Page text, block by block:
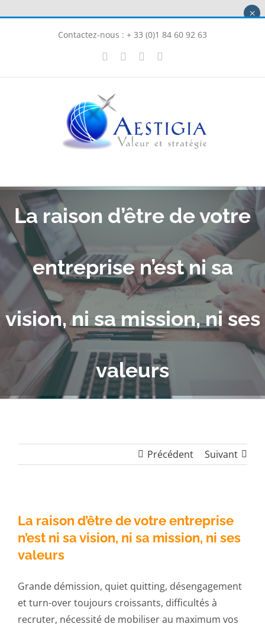
Contactez-nous : + 33 (0)1 84 60 92 63
LinkedInInstagram
La raison d’être de votre
entreprise n’est ni sa
vision, ni sa mission, ni ses
valeurs
Précédent Suivant
La raison d’être de votre entreprise
n’est ni sa vision, ni sa mission, ni ses
valeurs
Grande démission, quiet quitting, désengagement
et turn-over toujours croissants, difficultés à
recruter, nécessité de mobiliser au maximum vos
×